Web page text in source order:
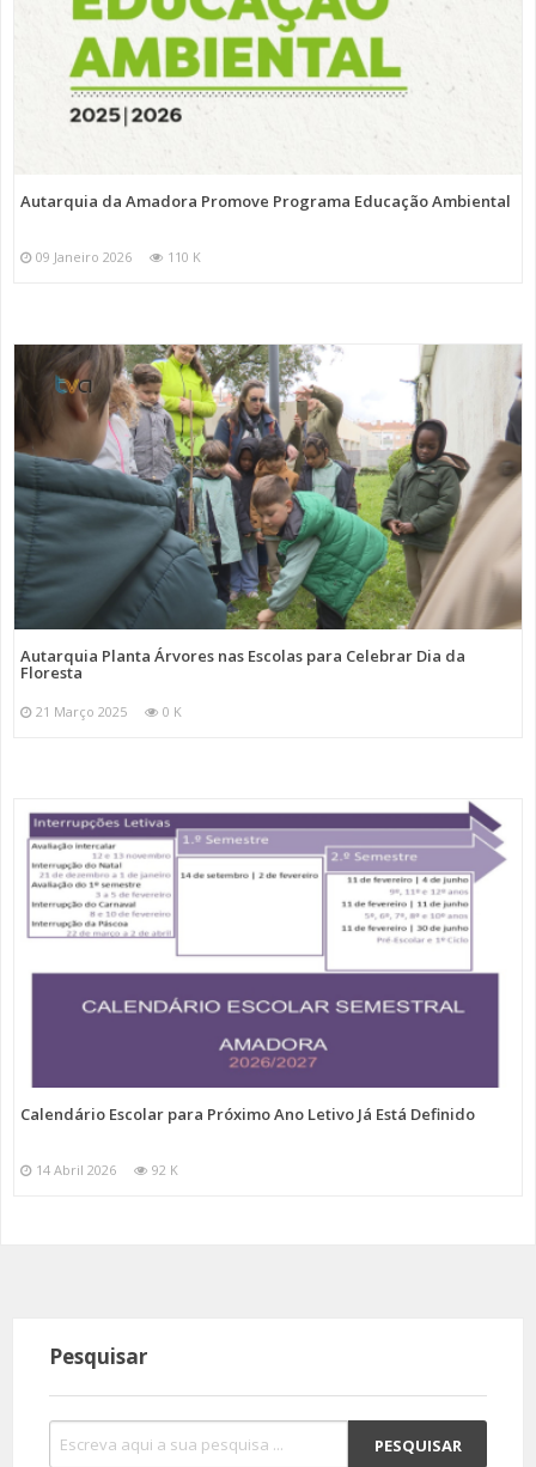
Autarquia da Amadora Promove Programa Educação Ambiental
09 Janeiro 2026 110 K
Autarquia Planta Árvores nas Escolas para Celebrar Dia da
Floresta
21 Março 2025 0 K
Calendário Escolar para Próximo Ano Letivo Já Está Definido
14 Abril 2026 92 K
Pesquisar